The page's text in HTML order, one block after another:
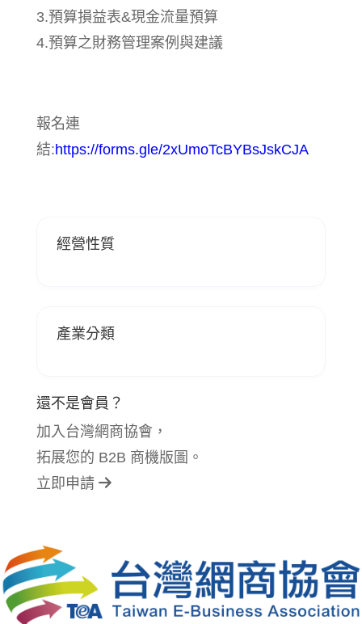
3.預算損益表&現金流量預算
4.預算之財務管理案例與建議
報名連
結:https://forms.gle/2xUmoTcBYBsJskCJA
經營性質
產業分類
還不是會員？
加入台灣網商協會，
拓展您的 B2B 商機版圖。
立即申請